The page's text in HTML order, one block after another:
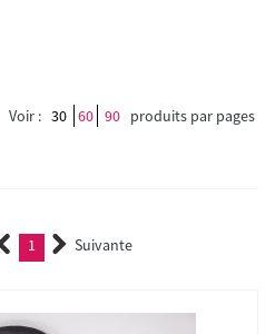
Voir : 30 60 90 produits par pages
1 (current)Suivante